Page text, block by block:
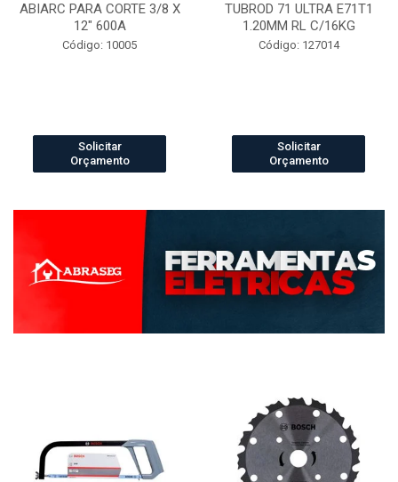
ABIARC PARA CORTE 3/8 X
12" 600A
Código: 10005
Solicitar
Orçamento
TUBROD 71 ULTRA E71T1
1.20MM RL C/16KG
Código: 127014
Solicitar
Orçamento